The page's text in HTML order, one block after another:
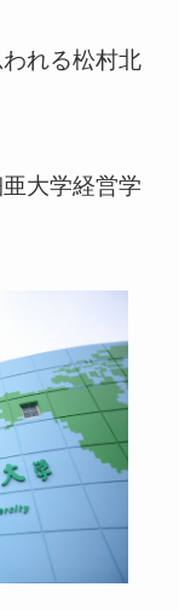
れる松村北
大学経営学